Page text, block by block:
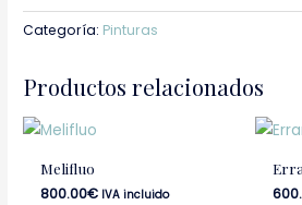
Categoría: Pinturas
Productos relacionados
Melifluo
800.00€ IVA incluido